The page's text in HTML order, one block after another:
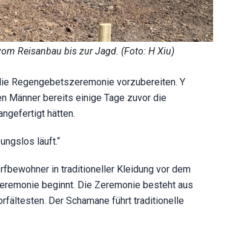
Reisanbau bis zur Jagd. (Foto: H Xiu)
Regengebetszeremonie vorzubereiten. Y
Männer bereits einige Tage zuvor die
hätten.
läuft.“
in traditioneller Kleidung vor dem
beginnt. Die Zeremonie besteht aus
Der Schamane führt traditionelle